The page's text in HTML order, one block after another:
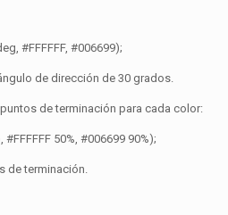
#FFFFFF, #006699);
de dirección de 30 grados.
de terminación para cada color:
50%, #006699 90%);
de terminación.